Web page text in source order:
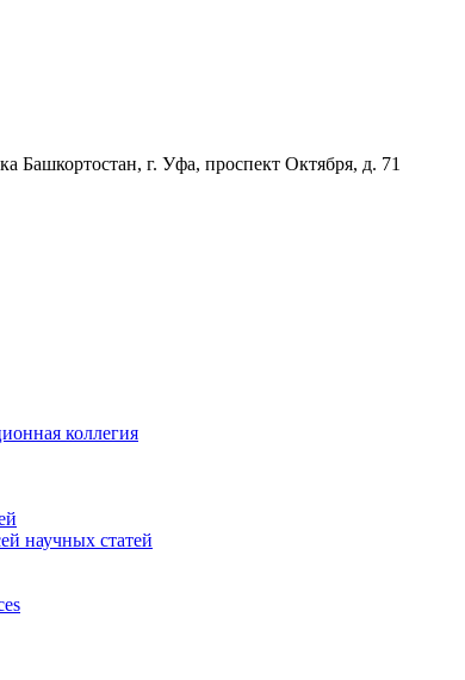
Башкортостан, г. Уфа, проспект Октября, д. 71
коллегия
научных статей